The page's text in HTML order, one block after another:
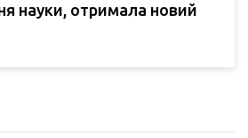
науки, отримала новий